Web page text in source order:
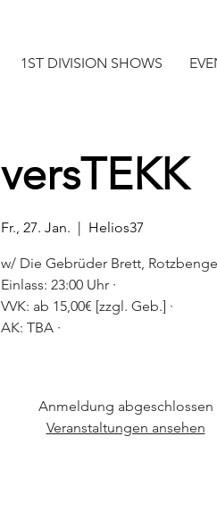
1ST DIVISION SHOWS
versTEKK
Fr., 27. Jan.
  |
Helios37
w/ Die Gebrüder Brett,
Einlass: 23:00 Uhr ·
VVK: ab 15,00€ [zzgl. Geb.] ·
AK: TBA ·
Anmeldung abgeschlossen
Veranstaltungen ansehen